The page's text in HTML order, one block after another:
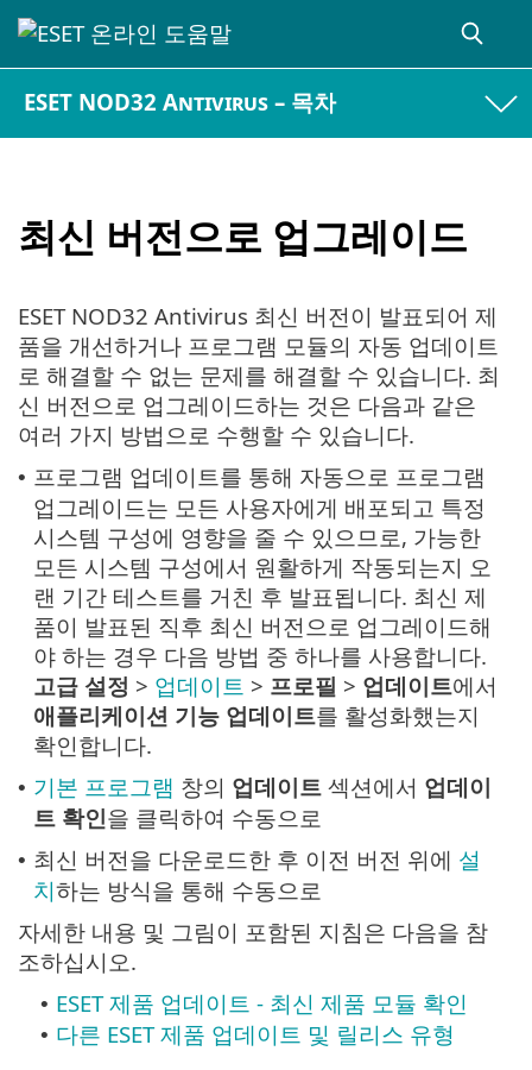
ESET NOD32 Antivirus – 목차
최신 버전으로 업그레이드
ESET NOD32 Antivirus 최신 버전이 발표되어 제
품을 개선하거나 프로그램 모듈의 자동 업데이트
로 해결할 수 없는 문제를 해결할 수 있습니다. 최
신 버전으로 업그레이드하는 것은 다음과 같은
여러 가지 방법으로 수행할 수 있습니다.
• 프로그램 업데이트를 통해 자동으로 프로그램
업그레이드는 모든 사용자에게 배포되고 특정
시스템 구성에 영향을 줄 수 있으므로, 가능한
모든 시스템 구성에서 원활하게 작동되는지 오
랜 기간 테스트를 거친 후 발표됩니다. 최신 제
품이 발표된 직후 최신 버전으로 업그레이드해
야 하는 경우 다음 방법 중 하나를 사용합니다.
고급 설정 > 업데이트 > 프로필 > 업데이트에서
애플리케이션 기능 업데이트를 활성화했는지
확인합니다.
• 기본 프로그램 창의 업데이트 섹션에서 업데이
트 확인을 클릭하여 수동으로
• 최신 버전을 다운로드한 후 이전 버전 위에 설
치하는 방식을 통해 수동으로
자세한 내용 및 그림이 포함된 지침은 다음을 참
조하십시오.
• ESET 제품 업데이트 - 최신 제품 모듈 확인
• 다른 ESET 제품 업데이트 및 릴리스 유형